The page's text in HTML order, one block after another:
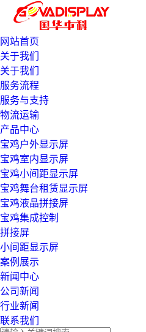
网站首页
关于我们
关于我们
服务流程
服务与支持
物流运输
产品中心
宝鸡户外显示屏
宝鸡室内显示屏
宝鸡小间距显示屏
宝鸡舞台租赁显示屏
宝鸡液晶拼接屏
宝鸡集成控制
拼接屏
小间距显示屏
案例展示
新闻中心
公司新闻
行业新闻
联系我们